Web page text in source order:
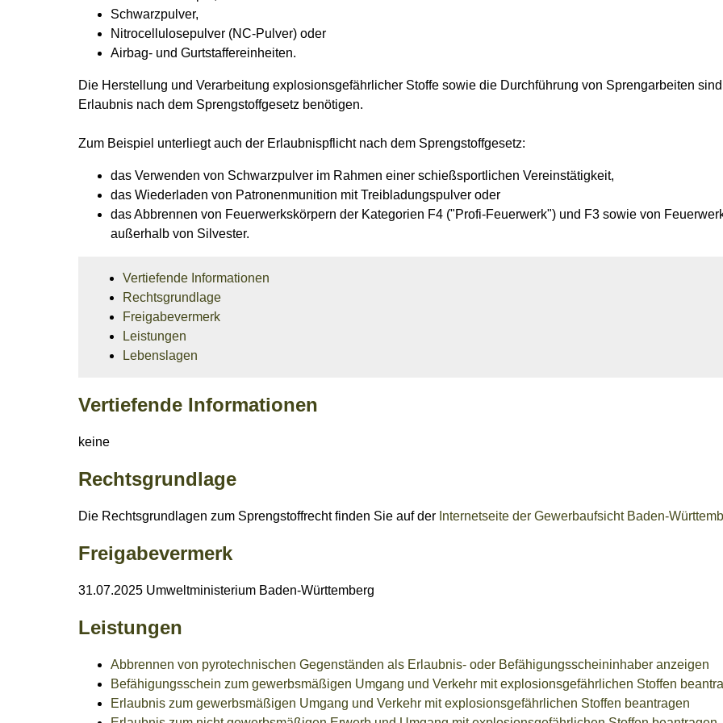
Schwarzpulver,
Nitrocellulosepulver (NC-Pulver) oder
Airbag- und Gurtstaffereinheiten.
Die Herstellung und Verarbeitung explosionsgefährlicher Stoffe sowie die Durchführung von Sprengarbeiten
Erlaubnis nach dem Sprengstoffgesetz benötigen.
Zum Beispiel unterliegt auch der Erlaubnispflicht nach dem Sprengstoffgesetz:
das Verwenden von Schwarzpulver im Rahmen einer schießsportlichen Vereinstätigkeit,
das Wiederladen von Patronenmunition mit Treibladungspulver oder
das Abbrennen von Feuerwerkskörpern der Kategorien F4 ("Profi-Feuerwerk") und F3 sowie von
außerhalb von Silvester.
Vertiefende Informationen
Rechtsgrundlage
Freigabevermerk
Leistungen
Lebenslagen
Vertiefende Informationen
keine
Rechtsgrundlage
Die Rechtsgrundlagen zum Sprengstoffrecht finden Sie auf der Internetseite der Gewerbaufsicht Baden-
Freigabevermerk
31.07.2025 Umweltministerium Baden-Württemberg
Leistungen
Abbrennen von pyrotechnischen Gegenständen als Erlaubnis- oder Befähigungsscheininhaber anzeigen
Befähigungsschein zum gewerbsmäßigen Umgang und Verkehr mit explosionsgefährlichen Stoffen
Erlaubnis zum gewerbsmäßigen Umgang und Verkehr mit explosionsgefährlichen Stoffen beantragen